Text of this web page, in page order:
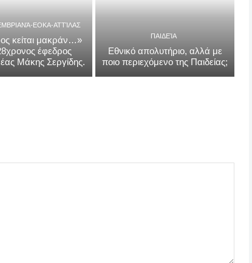
ΕΟΚΑ-ΑΤΤΊΛΑΣ
κείται μακράν…»
έφεδρος
Μάκης Σεργίδης.
ΠΑΙΔΕΊΑ
Εθνικό απολυτήριο, αλλά με
ποιο περιεχόμενο της Παιδείας;